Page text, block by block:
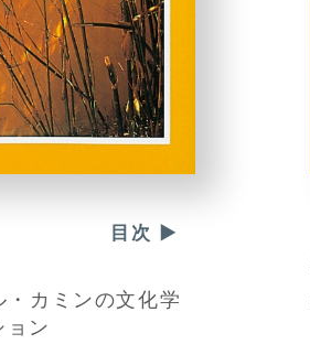
目次 ▶
カミンの文化学
ン